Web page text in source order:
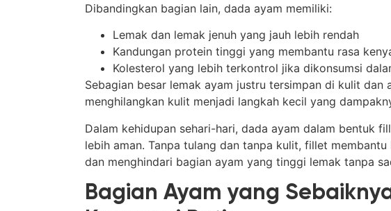
Dibandingkan bagian lain, dada ayam memiliki:
Lemak dan lemak jenuh yang jauh lebih rendah
Kandungan protein tinggi yang membantu rasa
Kolesterol yang lebih terkontrol jika dikonsumsi
Sebagian besar lemak ayam justru tersimpan di kulit dan
menghilangkan kulit menjadi langkah kecil yang
Dalam kehidupan sehari-hari, dada ayam dalam bentuk
lebih aman. Tanpa tulang dan tanpa kulit, fillet
dan menghindari bagian ayam yang tinggi lemak tanpa
Bagian Ayam yang